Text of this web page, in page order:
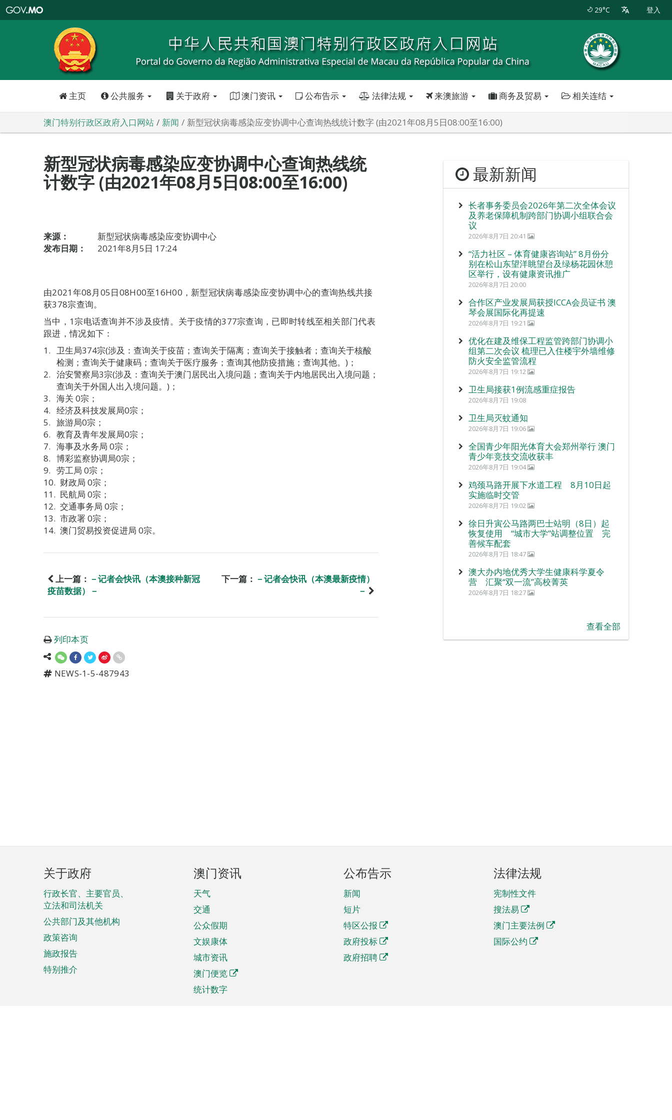
特
政
区
政
口
29°C 登入
主页 公共服务 关于政府 澳门资讯 公布告示 法律法规 来澳旅游 商务及贸易 相关连结
澳门特别行政区政府入口网站 新闻 新型冠状病毒感染应变协调中心查询热线统计数字 (由2021年08月5日08:00至16:00)
新型冠状病毒感染应变协调中心查询热线统
计数字 (由2021年08月5日08:00至16:00)
来源：
新型冠状病毒感染应变协调中心
发布日期：
2021年8月5日 17:24
由2021年08月05日08H00至16H00，新型冠状病毒感染应变协调中心的查询热线共接
获378宗查询。
当中，1宗电话查询并不涉及疫情。关于疫情的377宗查询，已即时转线至相关部门代表
跟进，情况如下：
卫生局374宗(涉及：查询关于疫苗；查询关于隔离；查询关于接触者；查询关于核酸
检测；查询关于健康码；查询关于医疗服务；查询其他防疫措施；查询其他。)；
治安警察局3宗(涉及：查询关于澳门居民出入境问题；查询关于内地居民出入境问题；
查询关于外国人出入境问题。)；
海关 0宗；
经济及科技发展局0宗；
旅游局0宗；
教育及青年发展局0宗；
海事及水务局 0宗；
博彩监察协调局0宗；
劳工局 0宗；
财政局 0宗；
民航局 0宗；
交通事务局 0宗；
市政署 0宗；
澳门贸易投资促进局 0宗。
上一篇： －记者会快讯（本澳接种新冠
疫苗数据）－
下一篇： －记者会快讯（本澳最新疫情）
－
列印本页
NEWS-1-5-487943
最新新闻
长者事务委员会2026年第二次全体会议
及养老保障机制跨部门协调小组联合会
议
2026年8月7日 20:41
“活力社区 – 体育健康咨询站” 8月份分
别在松山东望洋眺望台及绿杨花园休憩
区举行，设有健康资讯推广
2026年8月7日 20:00
合作区产业发展局获授ICCA会员证书 澳
琴会展国际化再提速
2026年8月7日 19:21
优化在建及维保工程监管跨部门协调小
组第二次会议 梳理已入住楼宇外墙维修
防火安全监管流程
2026年8月7日 19:12
卫生局接获1例流感重症报告
2026年8月7日 19:08
卫生局灭蚊通知
2026年8月7日 19:06
全国青少年阳光体育大会郑州举行 澳门
青少年竞技交流收获丰
2026年8月7日 19:04
鸡颈马路开展下水道工程 8月10日起
实施临时交管
2026年8月7日 19:02
徐日升寅公马路两巴士站明（8日）起
恢复使用 “城市大学”站调整位置 完
善候车配套
2026年8月7日 18:47
澳大办内地优秀大学生健康科学夏令
营 汇聚“双一流”高校菁英
2026年8月7日 18:27
查看全部
页
脚
菜
单
关于政府
行政长官、主要官员、
立法和司法机关
公共部门及其他机构
政策咨询
施政报告
特别推介
澳门资讯
天气
交通
公众假期
文娱康体
城市资讯
澳门便览
统计数字
公布告示
新闻
短片
特区公报
政府投标
政府招聘
法律法规
宪制性文件
搜法易
澳门主要法例
国际公约